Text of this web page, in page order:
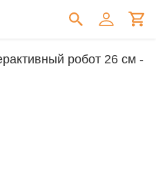
робот 26 см -